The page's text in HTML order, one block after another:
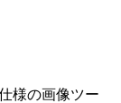
様の画像ツー